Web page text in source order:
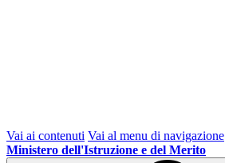
Vai ai contenuti Vai al menu di navigazione
Ministero dell'Istruzione e del Merito